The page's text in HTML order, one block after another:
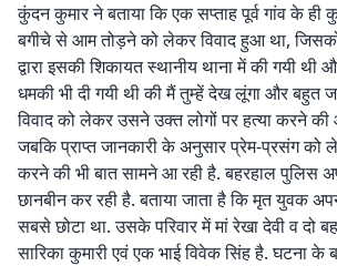
कुंदन कुमार ने बताया कि एक सप्ताह पूर्व गांव के ही
बगीचे से आम तोड़ने को लेकर विवाद हुआ था,
द्वारा इसकी शिकायत स्थानीय थाना में की गयी थी
धमकी भी दी गयी थी की मैं तुम्हें देख लूंगा और बहुत
विवाद को लेकर उसने उक्त लोगों पर हत्या करने
जबकि प्राप्त जानकारी के अनुसार प्रेम-प्रसंग को
करने की भी बात सामने आ रही है. बहरहाल पुलिस
छानबीन कर रही है. बताया जाता है कि मृत युवक
सबसे छोटा था. उसके परिवार में मां रेखा देवी व दो
सारिका कुमारी एवं एक भाई विवेक सिंह है. घटना